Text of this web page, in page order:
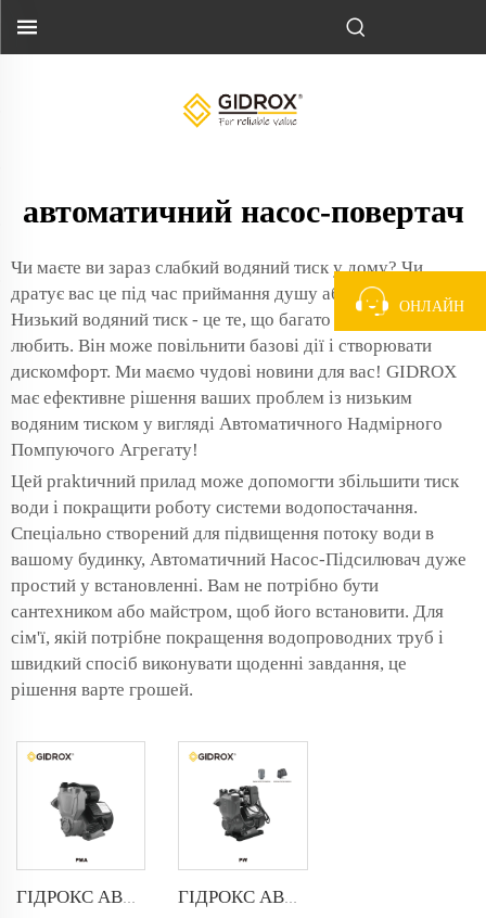
автоматичний насос-повертач
Чи маєте ви зараз слабкий водяний тиск у дому? Чи
дратує вас це під час приймання душу або миття посуду?
Низький водяний тиск - це те, що багато хто дуже не
любить. Він може повільнити базові дії і створювати
дискомфорт. Ми маємо чудові новини для вас! GIDROX
має ефективне рішення ваших проблем із низьким
водяним тиском у вигляді Автоматичного Надмірного
Помпуючого Агрегату!
Цей praktичний прилад може допомогти збільшити тиск
води і покращити роботу системи водопостачання.
Спеціально створений для підвищення потоку води в
вашому будинку, Автоматичний Насос-Підсилювач дуже
простий у встановленні. Вам не потрібно бути
сантехником або майстром, щоб його встановити. Для
сім'ї, якій потрібне покращення водопроводних труб і
швидкий спосіб виконувати щоденні завдання, це
рішення варте грошей.
ГІДРОКС АВТОМАТИЧНА НАСТУПНА ПУМПА-PMA ГІДРОКС АВТОМАТИЧНА НАСТУПНА ПУМПА-PW
ОНЛАЙН